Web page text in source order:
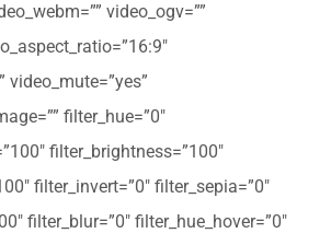
video_ogv=””
video_mute=”yes”
filter_hue=”0″
filter_brightness=”100″
filter_invert=”0″ filter_sepia=”0″
filter_blur=”0″ filter_hue_hover=”0″